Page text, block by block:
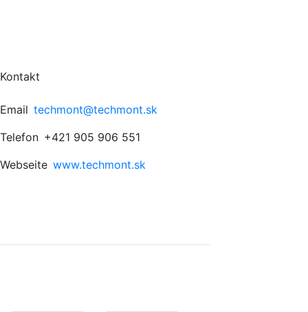
Kontakt
Email techmont@techmont.sk
Telefon +421 905 906 551
Webseite www.techmont.sk